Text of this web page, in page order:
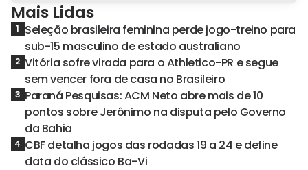
Mais Lidas
1 Seleção brasileira feminina perde jogo-treino para
sub-15 masculino de estado australiano
2 Vitória sofre virada para o Athletico-PR e segue
sem vencer fora de casa no Brasileiro
3 Paraná Pesquisas: ACM Neto abre mais de 10
pontos sobre Jerônimo na disputa pelo Governo
da Bahia
4 CBF detalha jogos das rodadas 19 a 24 e define
data do clássico Ba-Vi